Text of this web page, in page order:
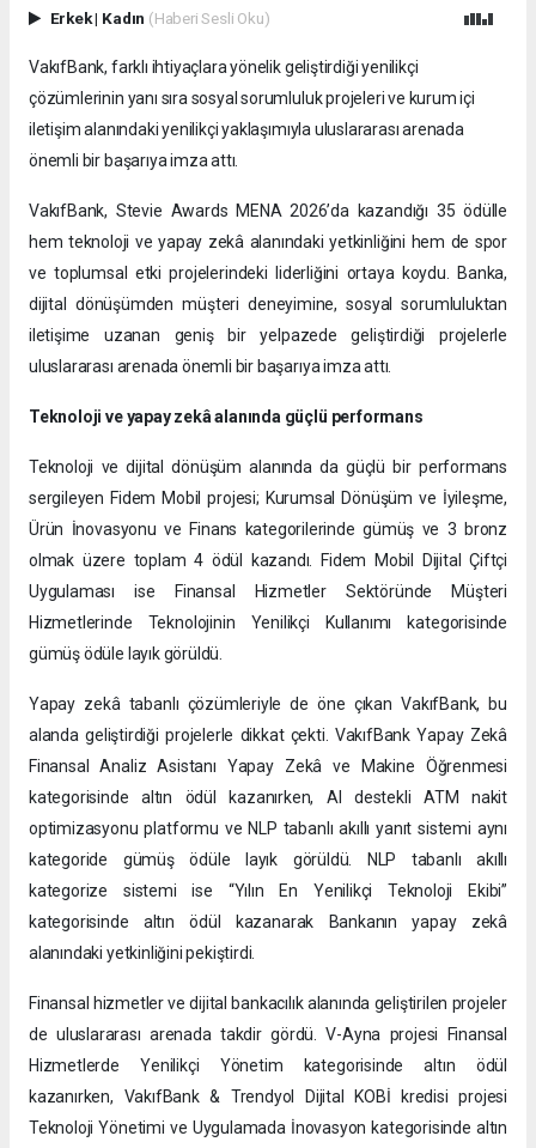
Erkek| Kadın (Haberi Sesli Oku)
VakıfBank, farklı ihtiyaçlara yönelik geliştirdiği yenilikçi
çözümlerinin yanı sıra sosyal sorumluluk projeleri ve kurum içi
iletişim alanındaki yenilikçi yaklaşımıyla uluslararası arenada
önemli bir başarıya imza attı.
VakıfBank, Stevie Awards MENA 2026’da kazandığı 35 ödülle
hem teknoloji ve yapay zekâ alanındaki yetkinliğini hem de spor
ve toplumsal etki projelerindeki liderliğini ortaya koydu. Banka,
dijital dönüşümden müşteri deneyimine, sosyal sorumluluktan
iletişime uzanan geniş bir yelpazede geliştirdiği projelerle
uluslararası arenada önemli bir başarıya imza attı.
Teknoloji ve yapay zekâ alanında güçlü performans
Teknoloji ve dijital dönüşüm alanında da güçlü bir performans
sergileyen Fidem Mobil projesi; Kurumsal Dönüşüm ve İyileşme,
Ürün İnovasyonu ve Finans kategorilerinde gümüş ve 3 bronz
olmak üzere toplam 4 ödül kazandı. Fidem Mobil Dijital Çiftçi
Uygulaması ise Finansal Hizmetler Sektöründe Müşteri
Hizmetlerinde Teknolojinin Yenilikçi Kullanımı kategorisinde
gümüş ödüle layık görüldü.
Yapay zekâ tabanlı çözümleriyle de öne çıkan VakıfBank, bu
alanda geliştirdiği projelerle dikkat çekti. VakıfBank Yapay Zekâ
Finansal Analiz Asistanı Yapay Zekâ ve Makine Öğrenmesi
kategorisinde altın ödül kazanırken, AI destekli ATM nakit
optimizasyonu platformu ve NLP tabanlı akıllı yanıt sistemi aynı
kategoride gümüş ödüle layık görüldü. NLP tabanlı akıllı
kategorize sistemi ise “Yılın En Yenilikçi Teknoloji Ekibi”
kategorisinde altın ödül kazanarak Bankanın yapay zekâ
alanındaki yetkinliğini pekiştirdi.
Finansal hizmetler ve dijital bankacılık alanında geliştirilen projeler
de uluslararası arenada takdir gördü. V-Ayna projesi Finansal
Hizmetlerde Yenilikçi Yönetim kategorisinde altın ödül
kazanırken, VakıfBank & Trendyol Dijital KOBİ kredisi projesi
Teknoloji Yönetimi ve Uygulamada İnovasyon kategorisinde altın